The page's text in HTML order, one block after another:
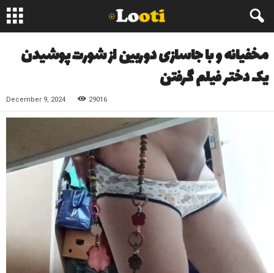
مخفیانه و با جاسازی دوربین از شورت پوشیدن
یک دختر فیلم گرفتن
December 9, 2024 29016